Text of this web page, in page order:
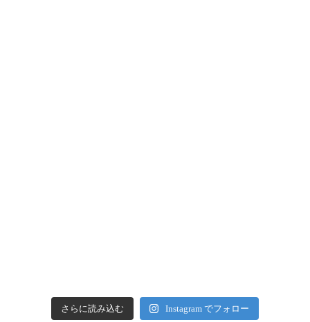
さらに読み込む Instagram でフォロー